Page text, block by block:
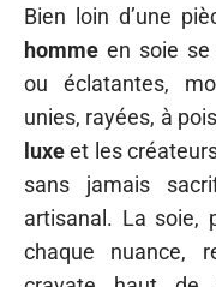
Bien loin d’une
homme en soie se
ou éclatantes,
unies, rayées, à
luxeet les
sans jamais
artisanal. La soie,
chaque nuance,